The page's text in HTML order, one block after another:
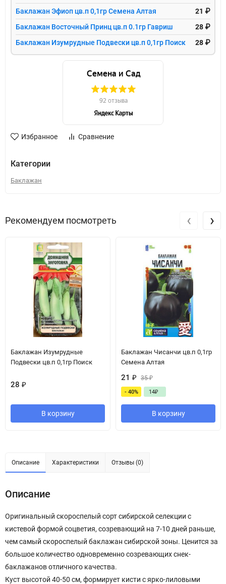
Баклажан Эфиоп цв.п 0,1гр Семена Алтая
21 ₽
Баклажан Восточный Принц цв.п 0.1гр Гавриш
28 ₽
Баклажан Изумрудные Подвески цв.п 0,1гр Поиск
28 ₽
Избранное Сравнение
Категории
Баклажан
Рекомендуем посмотреть
Баклажан Изумрудные
Подвески цв.п 0,1гр Поиск
28 ₽
В корзину
Баклажан Чисанчи цв.п 0,1гр
Семена Алтая
21 ₽ 35₽
- 40% 14₽
В корзину
‹ ›
Описание Характеристики Отзывы (0)
Описание
Оригинальный скороспелый сорт сибирской селекции с
кистевой формой соцветия, созревающий на 7-10 дней раньше,
чем самый скороспелый баклажан сибирской зоны. Ценится за
большое количество одновременно созревающих снек-
баклажанов отличного качества.
Куст высотой 40-50 см, формирует кисти с ярко-лиловыми